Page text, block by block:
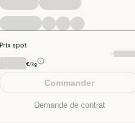
Prix spot
€/kg
Commander
Demande de contrat